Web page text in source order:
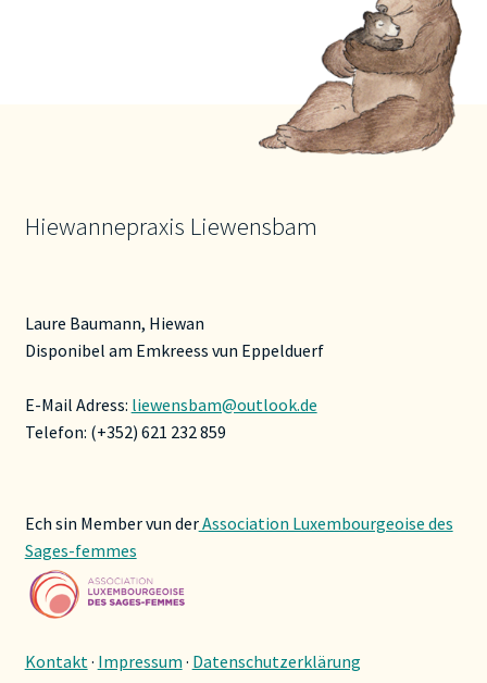
auf.
Die
Optionen
können
auf
der
Hiewannepraxis Liewensbam
Laure Baumann, Hiewan
Disponibel am Emkreess vun Eppelduerf
E-Mail Adress: liewensbam@outlook.de
Telefon: (+352) 621 232 859
Ech sin Member vun derAssociation Luxembourgeoise des
Sages-femmes
Kontakt · Impressum · Datenschutzerklärung